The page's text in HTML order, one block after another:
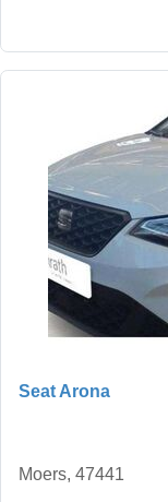
Seat Arona
Moers, 47441